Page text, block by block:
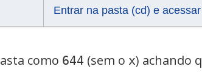
Entrar na pasta (cd) e
como 644 (sem o x) achando